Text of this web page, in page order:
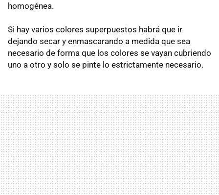
homogénea.
Si hay varios colores superpuestos habrá que ir
dejando secar y enmascarando a medida que sea
necesario de forma que los colores se vayan cubriendo
uno a otro y solo se pinte lo estrictamente necesario.